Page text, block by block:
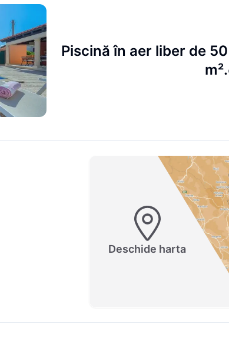
Piscină în aer liber de 50
m².
Deschide harta